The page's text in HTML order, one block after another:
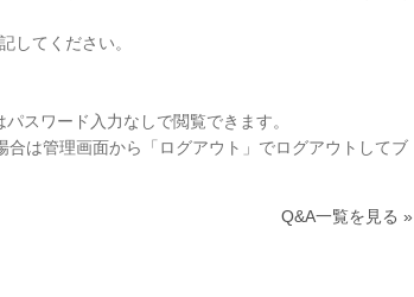
してください。
スワード入力なしで閲覧できます。
は管理画面から「ログアウト」でログアウトしてブ
Q&A一覧を見る »